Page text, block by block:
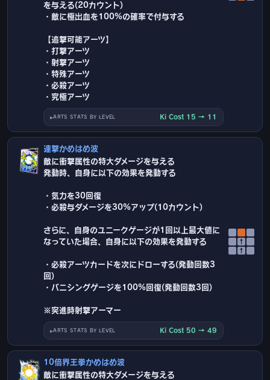
を与える(20カウント)
・敵に極出血を100%の確率で付与する
【追撃可能アーツ】
・打撃アーツ
・射撃アーツ
・特殊アーツ
・必殺アーツ
・究極アーツ
ARTS STATS BY LEVEL Ki Cost 15 → 11
連撃かめはめ波
敵に衝撃属性の特大ダメージを与える
発動時、自身に以下の効果を発動する
・気力を30回復
・必殺与ダメージを30%アップ(10カウント)
さらに、自身のユニークゲージが1回以上最大値に
なっていた場合、自身に以下の効果を発動する
・必殺アーツカードを次にドローする(発動回数3
回)
・バニシングゲージを100%回復(発動回数3回)
※突進時射撃アーマー
ARTS STATS BY LEVEL Ki Cost 50 → 49
↑
↑
10倍界王拳かめはめ波
敵に衝撃属性の特大ダメージを与える